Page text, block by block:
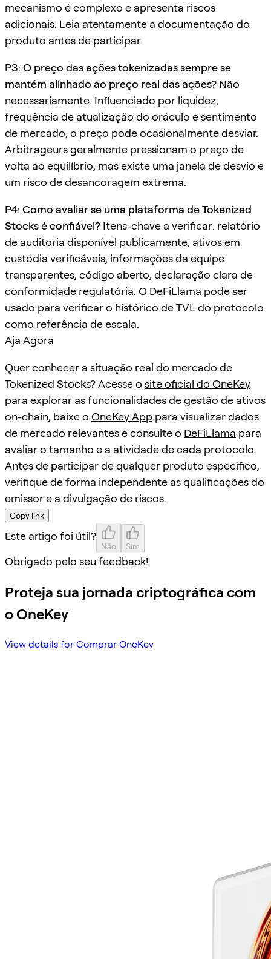
mecanismo é complexo e apresenta riscos
adicionais. Leia atentamente a documentação do
produto antes de participar.
P3: O preço das ações tokenizadas sempre se
mantém alinhado ao preço real das ações? Não
necessariamente. Influenciado por liquidez,
frequência de atualização do oráculo e sentimento
de mercado, o preço pode ocasionalmente desviar.
Arbitrageurs geralmente pressionam o preço de
volta ao equilíbrio, mas existe uma janela de desvio e
um risco de desancoragem extrema.
P4: Como avaliar se uma plataforma de Tokenized
Stocks é confiável? Itens-chave a verificar: relatório
de auditoria disponível publicamente, ativos em
custódia verificáveis, informações da equipe
transparentes, código aberto, declaração clara de
conformidade regulatória. O DeFiLlama pode ser
usado para verificar o histórico de TVL do protocolo
como referência de escala.
Aja Agora
Quer conhecer a situação real do mercado de
Tokenized Stocks? Acesse o site oficial do OneKey
para explorar as funcionalidades de gestão de ativos
on-chain, baixe o OneKey App para visualizar dados
de mercado relevantes e consulte o DeFiLlama para
avaliar o tamanho e a atividade de cada protocolo.
Antes de participar de qualquer produto específico,
verifique de forma independente as qualificações do
emissor e a divulgação de riscos.
Copy link
Este artigo foi útil?
Não Sim
Obrigado pelo seu feedback!
Proteja sua jornada criptográfica com
o OneKey
View details for Comprar OneKey